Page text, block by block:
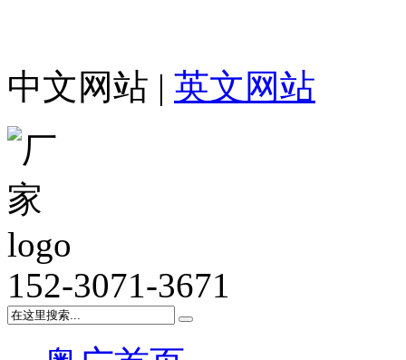
中文网站 | 英文网站
152-3071-3671